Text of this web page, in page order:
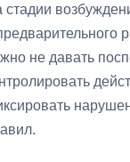
стадии
не давать